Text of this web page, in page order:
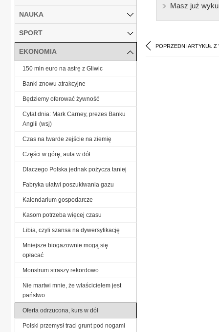
Masz już
POPRZEDNI ARTYKUŁ Z
NAUKA
SPORT
EKONOMIA
150 mln euro na astrę z Gliwic
Banki znowu atrakcyjne
Będziemy oferować żywność
Cytat dnia: Mark Carney, prezes Banku
Anglii (wsj)
Czas na twarde zejście na ziemię
Części w górę, auta w dół
Dlaczego Polska jednak pożycza taniej
Fabryka ułatwi poszukiwania gazu
Kalendarium gospodarcze
Kasom potrzeba więcej czasu
Libia, czyli szansa na dywersyfikację
Mniejsze biogazownie mogą się
opłacać
Monstrum straszy rekordowo
Nie martwi mnie, że właścicielem jest
państwo
Oferta odrzucona, kurs w dół
Polski przemysł traci grunt pod nogami